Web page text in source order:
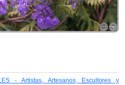
- Artistas, Artesanos, Escultores y